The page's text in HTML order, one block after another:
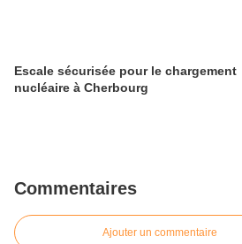
Escale sécurisée pour le chargement
nucléaire à Cherbourg
Commentaires
Ajouter un commentaire